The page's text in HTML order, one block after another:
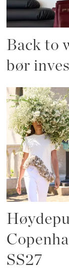
Back to
bør
SS27